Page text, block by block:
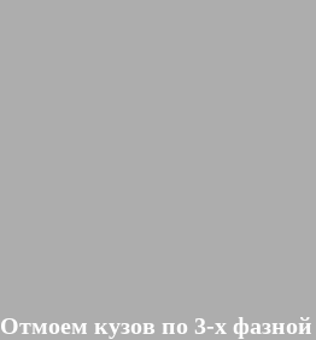
Отмоем кузов по 3-х